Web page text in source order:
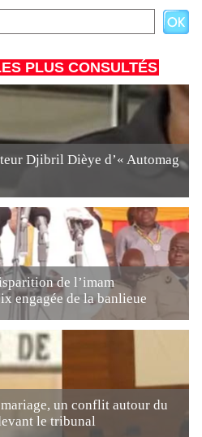
PLUS CONSULTÉS
Djibril Dièye d’« Automag
de l’imam
engagée de la banlieue
un conflit autour du
le tribunal